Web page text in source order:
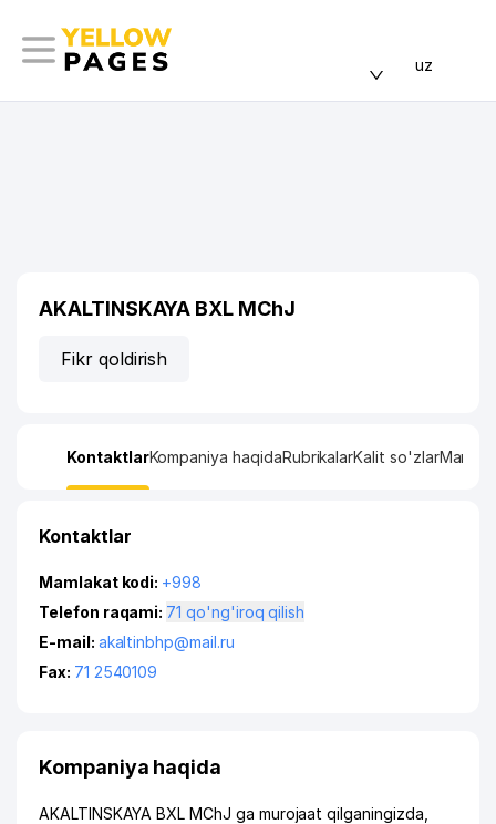
uz
AKALTINSKAYA BXL MChJ
Fikr qoldirish
KontaktlarKompaniya haqidaRubrikalarKalit so'zlarManzil
Kontaktlar
Mamlakat kodi: +998
Telefon raqami:
71 qo'ng'iroq qilish
E-mail: akaltinbhp@mail.ru
Fax: 71 2540109
Kompaniya haqida
AKALTINSKAYA BXL MChJ ga murojaat qilganingizda,